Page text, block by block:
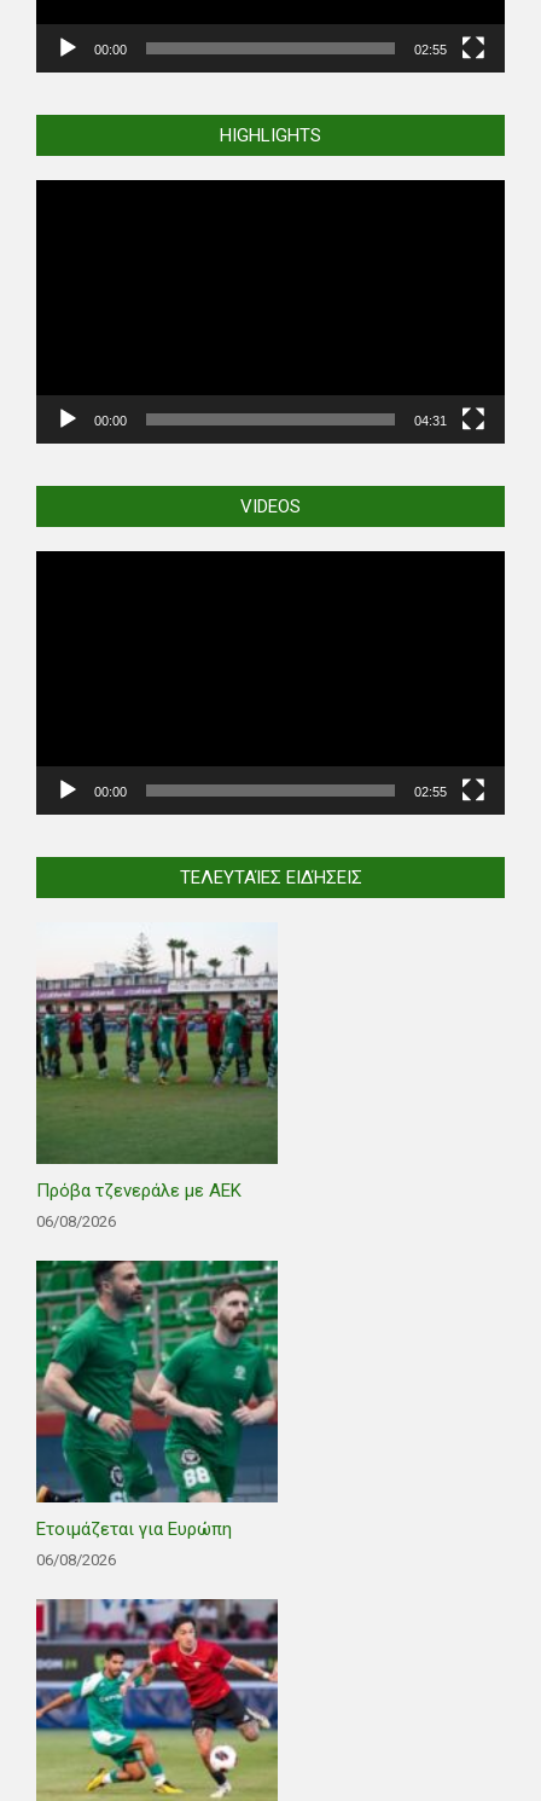
00:00 02:55
HIGHLIGHTS
00:00 04:31
VIDEOS
00:00 02:55
ΤΕΛΕΥΤΑΊΕΣ ΕΙΔΉΣΕΙΣ
Πρόβα τζενεράλε με ΑΕΚ
06/08/2026
Ετοιμάζεται για Ευρώπη
06/08/2026